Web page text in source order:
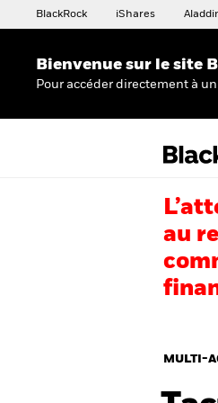
BlackRock iShares
Bienvenue sur le site
Pour accéder directement à
au
MULTI-